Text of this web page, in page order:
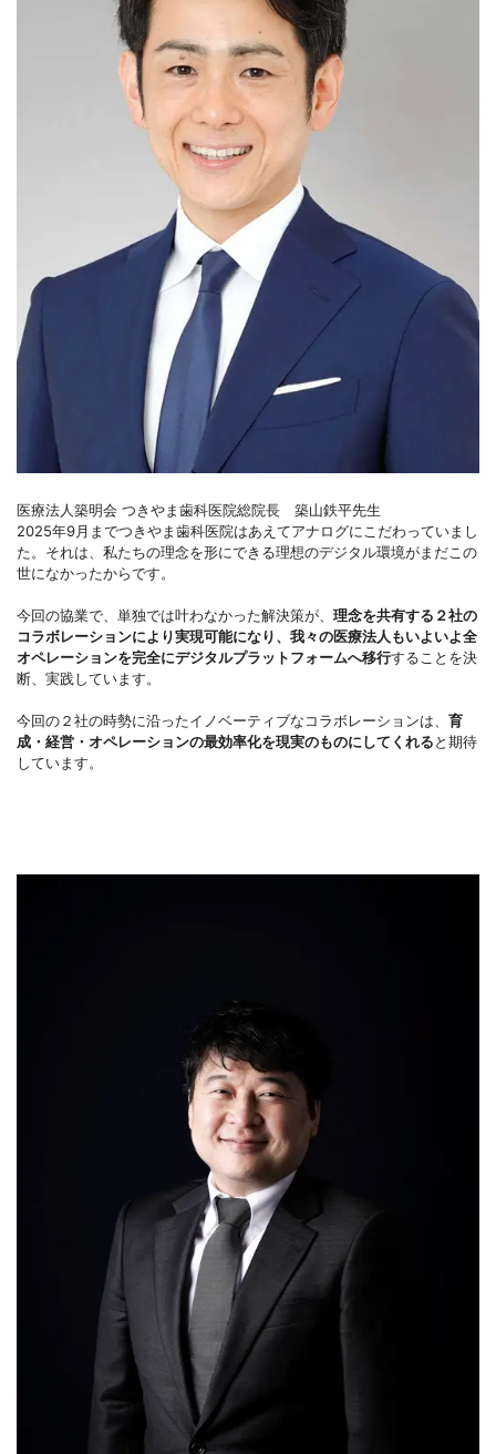
医療法人築明会 つきやま歯科医院総院長 築山鉄平先生
2025年9月までつきやま歯科医院はあえてアナログにこだわっていまし
た。それは、私たちの理念を形にできる理想のデジタル環境がまだこの
世になかったからです。
今回の協業で、単独では叶わなかった解決策が、 理念を共有する２社の
コラボレーションにより実現可能になり、我々の医療法人もいよいよ全
オペレーションを完全にデジタルプラットフォームへ移行することを決
断、実践しています。
今回の２社の時勢に沿ったイノベーティブなコラボレーションは、 育
成・経営・オペレーションの最効率化を現実のものにしてくれると期待
しています。